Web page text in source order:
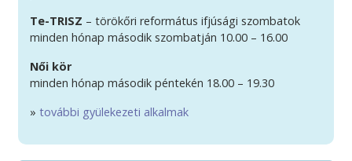
Te-TRISZ – törökőri református ifjúsági szombatok
minden hónap második szombatján 10.00 – 16.00
Női kör
minden hónap második péntekén 18.00 – 19.30
» további gyülekezeti alkalmak